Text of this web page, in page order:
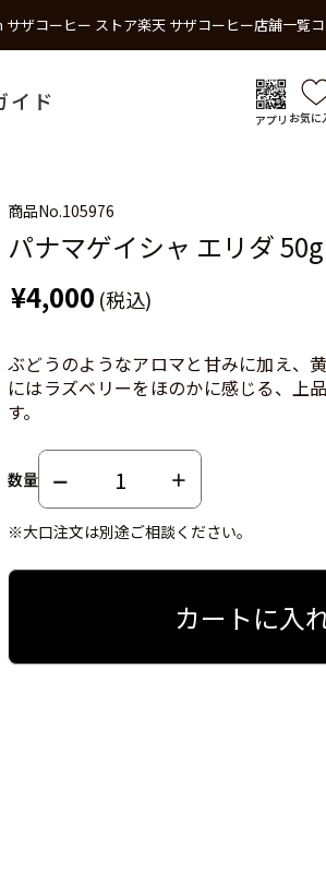
サザコーヒー ストア楽天 サザコーヒー店舗一覧
イド
アプリ お気に
商品No.105976
パナマゲイシャ エリダ
¥4,000 (税込)
ぶどうのようなアロマと甘みに加え、
にはラズベリーをほのかに感じる、上
す。
数量
※大口注文は別途ご相談ください。
カートに入